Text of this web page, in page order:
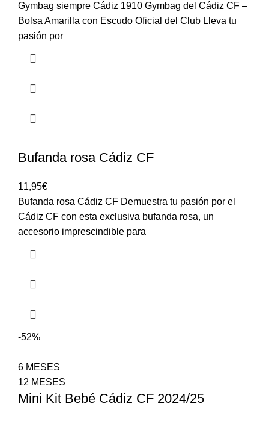
Gymbag siempre Cádiz 1910 Gymbag del Cádiz CF –
Bolsa Amarilla con Escudo Oficial del Club Lleva tu
pasión por
Bufanda rosa Cádiz CF
11,95€
Bufanda rosa Cádiz CF Demuestra tu pasión por el
Cádiz CF con esta exclusiva bufanda rosa, un
accesorio imprescindible para
-52%
6 MESES
12 MESES
Mini Kit Bebé Cádiz CF 2024/25